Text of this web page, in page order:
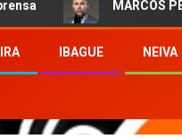
MARCOS PETRO
IBAGUE NEIVA